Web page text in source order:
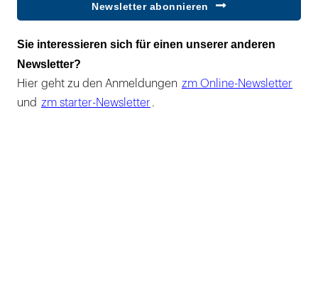
Newsletter abonnieren
Sie interessieren sich für einen unserer anderen
Newsletter?
Hier geht zu den Anmeldungen zm Online-Newsletter
und zm starter-Newsletter .